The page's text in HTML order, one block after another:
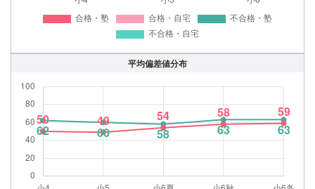
平均偏差値分布